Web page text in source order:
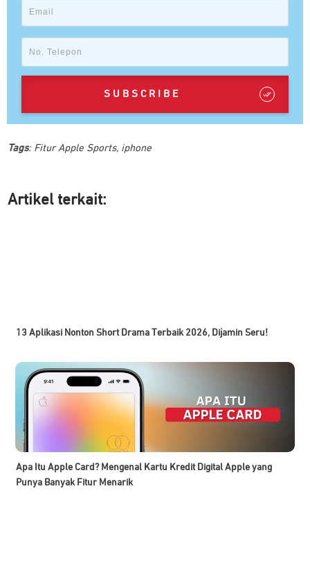
SUBSCRIBE
Tags: Fitur Apple Sports, iphone
Artikel terkait:
13 Aplikasi Nonton Short Drama Terbaik 2026, Dijamin Seru!
Apa Itu Apple Card? Mengenal Kartu Kredit Digital Apple yang
Punya Banyak Fitur Menarik